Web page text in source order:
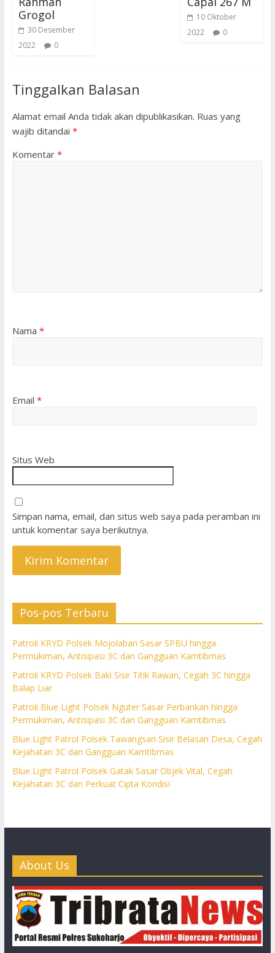
Grogol
30 Desember
2022
0
10 Oktober
2022
0
Tinggalkan Balasan
Alamat email Anda tidak akan dipublikasikan. Ruas yang
wajib ditandai *
Komentar *
Nama *
Email *
Situs Web
Simpan nama, email, dan situs web saya pada peramban ini
untuk komentar saya berikutnya.
Pos-pos Terbaru
Patroli KRYD Polsek Mojolaban Sasar SPBU hingga
Permukiman, Antisipasi 3C dan Gangguan Kamtibmas
Patroli KRYD Polsek Baki Sisir Titik Rawan, Cegah 3C hingga
Balap Liar
Patroli Blue Light Polsek Nguter Sasar Perbankan hingga
Permukiman, Antisipasi 3C dan Gangguan Kamtibmas
Blue Light Patrol Polsek Tawangsari Sisir Belasan Desa, Cegah
Kejahatan 3C dan Gangguan Kamtibmas
Blue Light Patrol Polsek Gatak Sasar Objek Vital, Cegah
Kejahatan 3C dan Perkuat Cipta Kondisi
About Us